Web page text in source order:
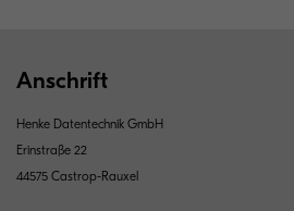
Anschrift
Henke Datentechnik GmbH
Erinstraße 22
44575 Castrop-Rauxel